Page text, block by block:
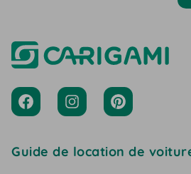
Guide de location de